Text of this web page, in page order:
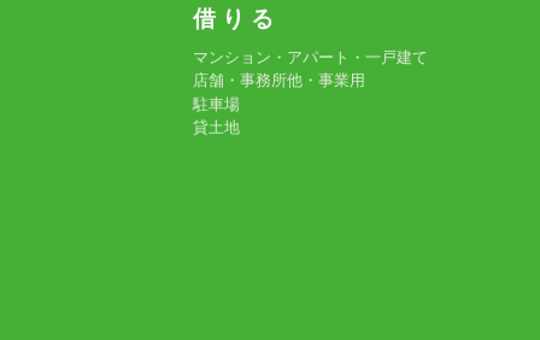
借 り る
マンション・アパート・一戸建て
店舗・事務所他・事業用
駐車場
貸土地